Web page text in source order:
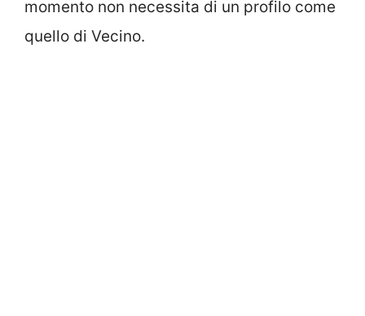
momento non necessita di un profilo come
quello di Vecino.